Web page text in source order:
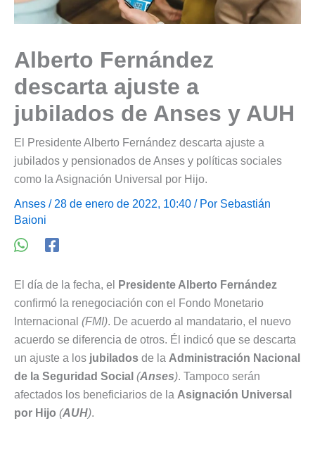
Alberto Fernández
descarta ajuste a
jubilados de Anses y AUH
El Presidente Alberto Fernández descarta ajuste a
jubilados y pensionados de Anses y políticas sociales
como la Asignación Universal por Hijo.
Anses / 28 de enero de 2022, 10:40 / Por Sebastián
Baioni
El día de la fecha, el
Presidente Alberto Fernández
confirmó la renegociación con el Fondo Monetario
Internacional (FMI). De acuerdo al mandatario, el nuevo
acuerdo se diferencia de otros. Él indicó que se descarta
un ajuste a los jubilados de la Administración Nacional
de la Seguridad Social (Anses). Tampoco serán
afectados los beneficiarios de la Asignación Universal
por Hijo (AUH).